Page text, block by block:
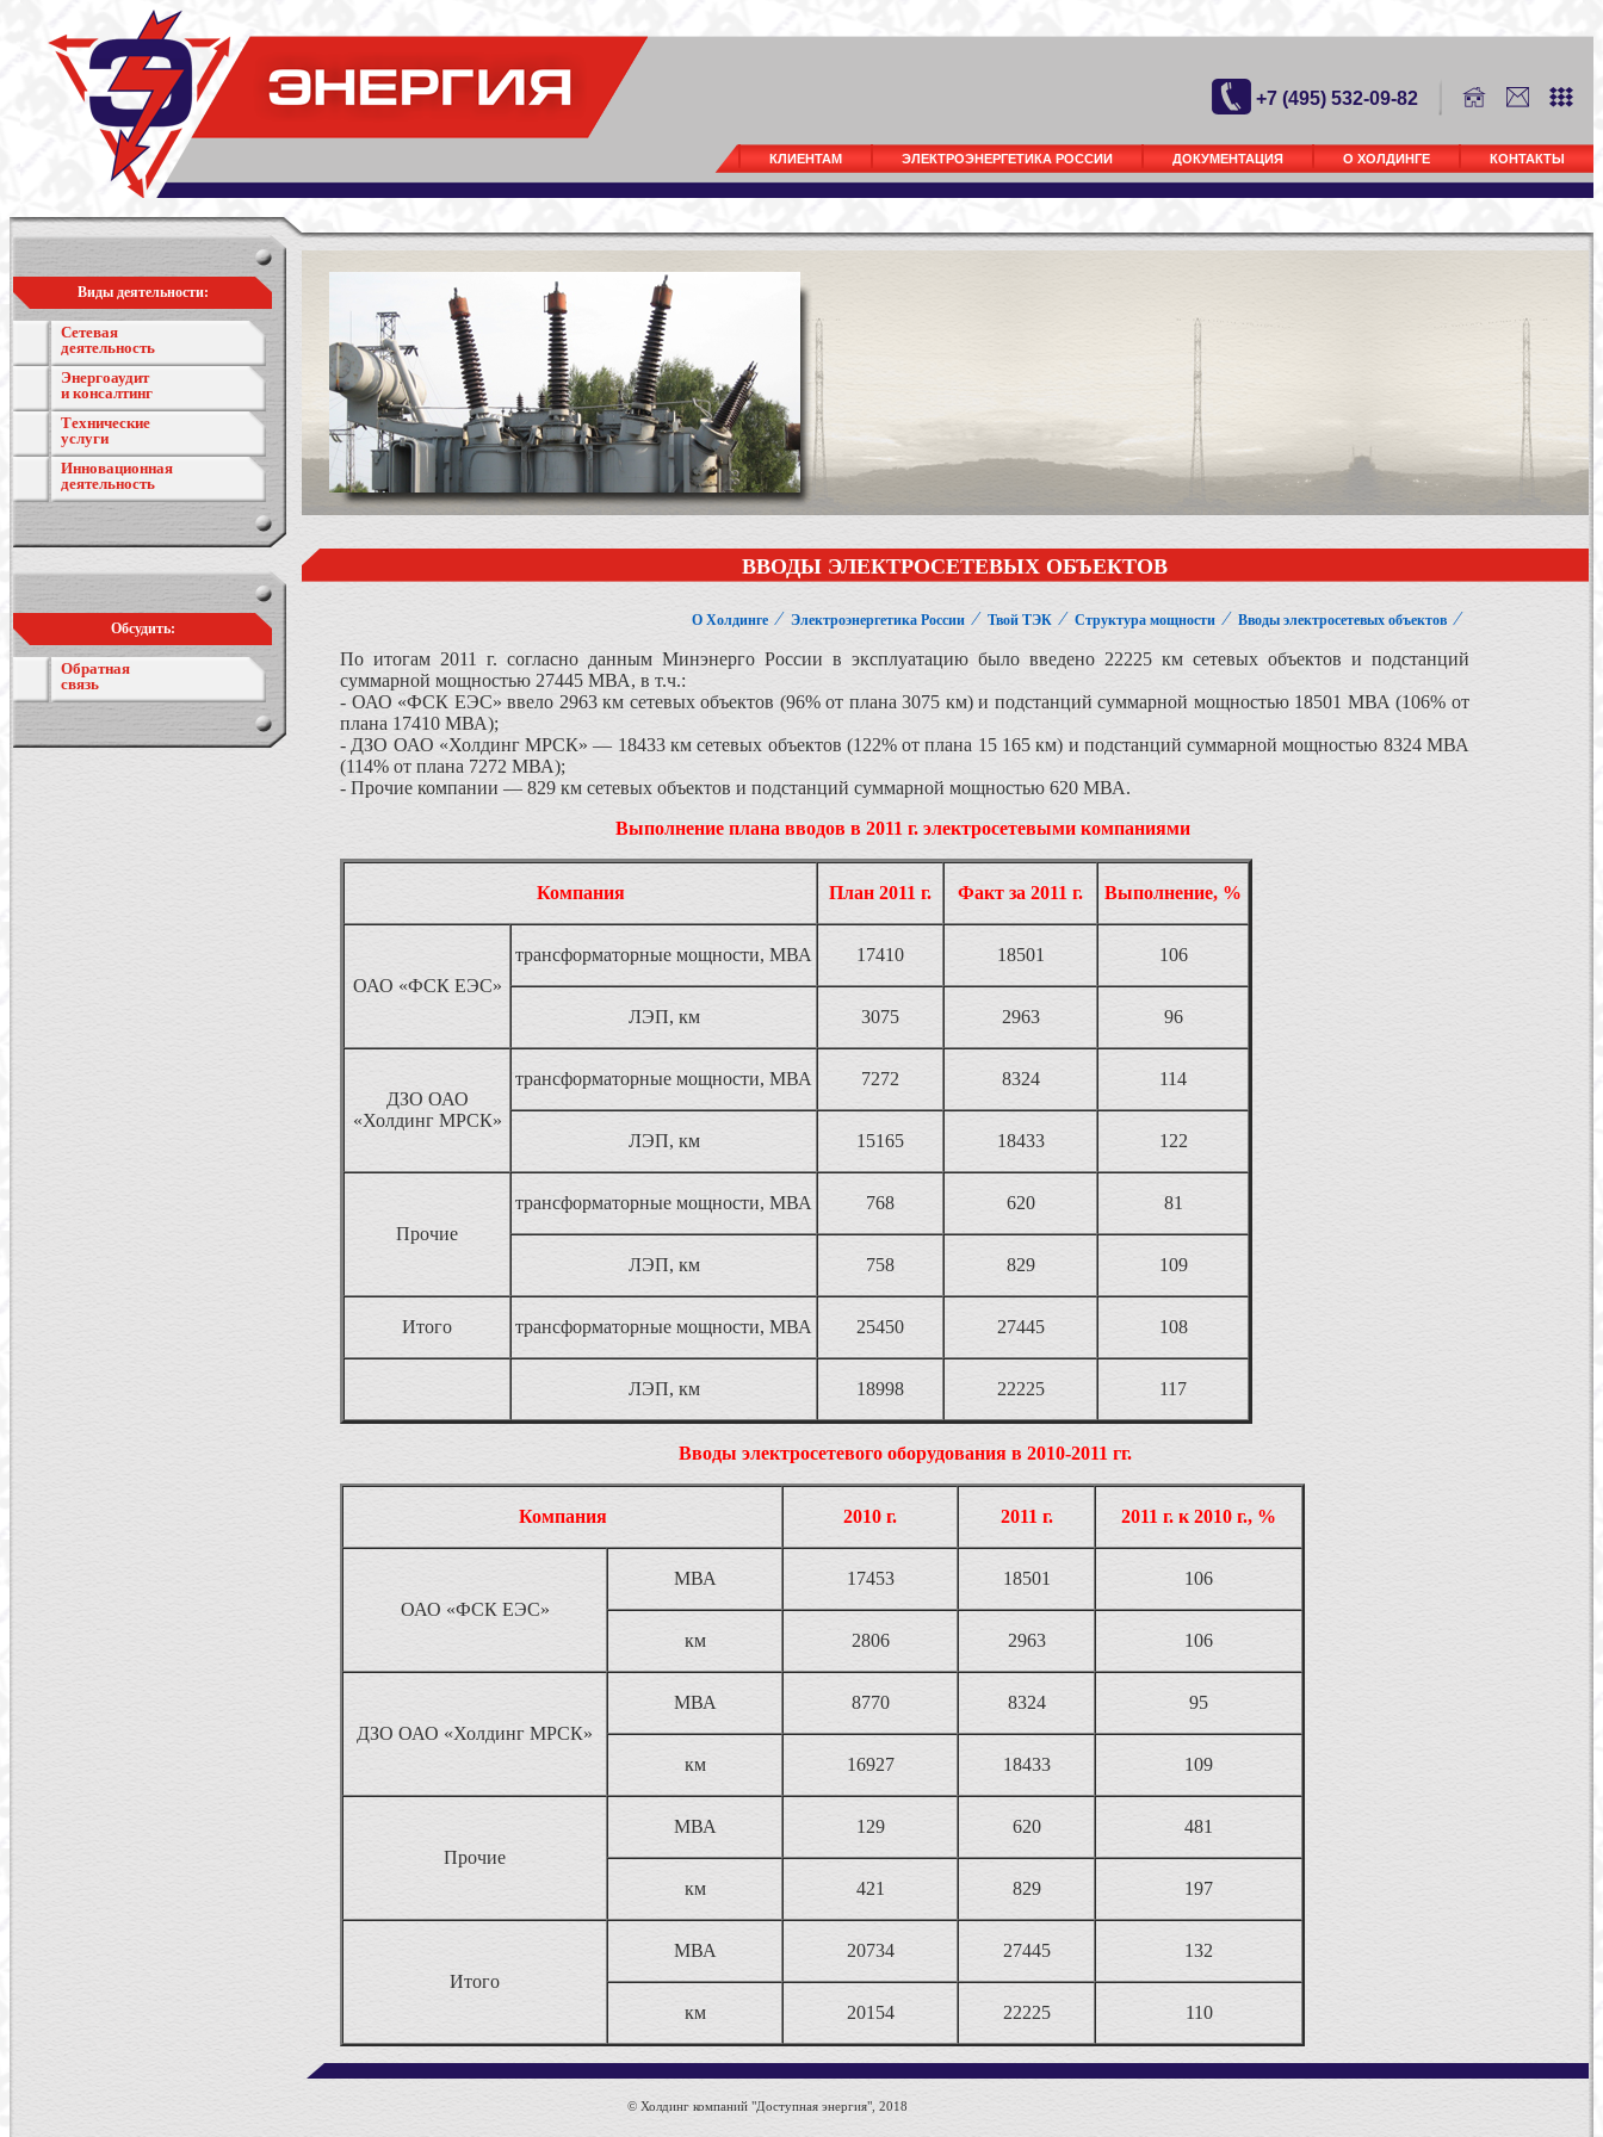
+7 (495) 532-09-82
КЛИЕНТАМ ЭЛЕКТРОЭНЕРГЕТИКА РОССИИ ДОКУМЕНТАЦИЯ О ХОЛДИНГЕ КОНТАКТЫ
Виды деятельности:
Сетевая
деятельность
Энергоаудит
и консалтинг
Технические
услуги
Инновационная
деятельность
Обсудить:
Обратная
связь
ВВОДЫ ЭЛЕКТРОСЕТЕВЫХ ОБЪЕКТОВ
О Холдинге ⁄ Электроэнергетика России ⁄ Твой ТЭК ⁄ Структура мощности ⁄ Вводы электросетевых объектов ⁄
По итогам 2011 г. согласно данным Минэнерго России в эксплуатацию было введено 22225 км сетевых объектов и подстанций
суммарной мощностью 27445 МВА, в т.ч.:
- ОАО «ФСК ЕЭС» ввело 2963 км сетевых объектов (96% от плана 3075 км) и подстанций суммарной мощностью 18501 МВА (106% от
плана 17410 МВА);
- ДЗО ОАО «Холдинг МРСК» — 18433 км сетевых объектов (122% от плана 15 165 км) и подстанций суммарной мощностью 8324 МВА
(114% от плана 7272 МВА);
- Прочие компании — 829 км сетевых объектов и подстанций суммарной мощностью 620 МВА.
Выполнение плана вводов в 2011 г. электросетевыми компаниями
Компания План 2011 г. Факт за 2011 г. Выполнение, %
ОАО «ФСК ЕЭС»
трансформаторные мощности, МВА 17410 18501 106
ЛЭП, км 3075 2963 96
ДЗО ОАО
«Холдинг МРСК»
трансформаторные мощности, МВА 7272 8324 114
ЛЭП, км 15165 18433 122
Прочие
трансформаторные мощности, МВА 768 620 81
ЛЭП, км 758 829 109
Итого трансформаторные мощности, МВА 25450 27445 108
ЛЭП, км 18998 22225 117
Вводы электросетевого оборудования в 2010-2011 гг.
Компания 2010 г. 2011 г. 2011 г. к 2010 г., %
ОАО «ФСК ЕЭС»
МВА 17453 18501 106
км 2806 2963 106
ДЗО ОАО «Холдинг МРСК»
МВА 8770 8324 95
км 16927 18433 109
Прочие
МВА 129 620 481
км 421 829 197
Итого
МВА 20734 27445 132
км 20154 22225 110
© Холдинг компаний "Доступная энергия", 2018